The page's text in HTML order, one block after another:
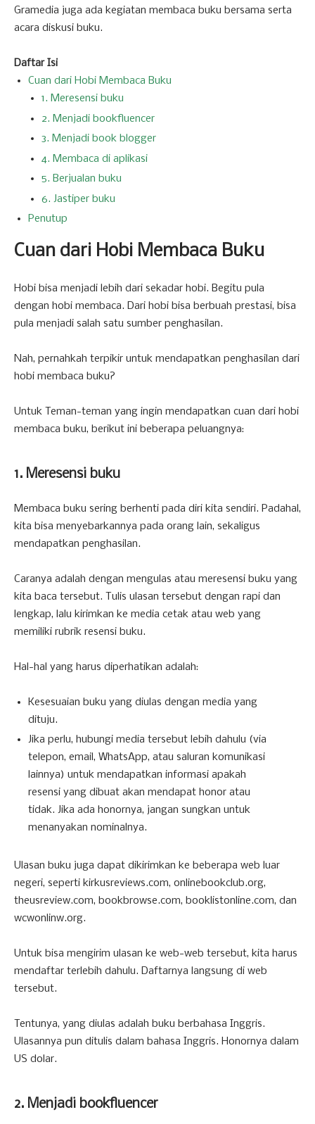
Gramedia juga ada kegiatan membaca buku bersama serta
acara diskusi buku.
Daftar Isi
Cuan dari Hobi Membaca Buku
1. Meresensi buku
2. Menjadi bookfluencer
3. Menjadi book blogger
4. Membaca di aplikasi
5. Berjualan buku
6. Jastiper buku
Penutup
Cuan dari Hobi Membaca Buku
Hobi bisa menjadi lebih dari sekadar hobi. Begitu pula
dengan hobi membaca. Dari hobi bisa berbuah prestasi, bisa
pula menjadi salah satu sumber penghasilan.
Nah, pernahkah terpikir untuk mendapatkan penghasilan dari
hobi membaca buku?
Untuk Teman-teman yang ingin mendapatkan cuan dari hobi
membaca buku, berikut ini beberapa peluangnya:
1. Meresensi buku
Membaca buku sering berhenti pada diri kita sendiri. Padahal,
kita bisa menyebarkannya pada orang lain, sekaligus
mendapatkan penghasilan.
Caranya adalah dengan mengulas atau meresensi buku yang
kita baca tersebut. Tulis ulasan tersebut dengan rapi dan
lengkap, lalu kirimkan ke media cetak atau web yang
memiliki rubrik resensi buku.
Hal-hal yang harus diperhatikan adalah:
Kesesuaian buku yang diulas dengan media yang
dituju.
Jika perlu, hubungi media tersebut lebih dahulu (via
telepon, email, WhatsApp, atau saluran komunikasi
lainnya) untuk mendapatkan informasi apakah
resensi yang dibuat akan mendapat honor atau
tidak. Jika ada honornya, jangan sungkan untuk
menanyakan nominalnya.
Ulasan buku juga dapat dikirimkan ke beberapa web luar
negeri, seperti kirkusreviews.com, onlinebookclub.org,
theusreview.com, bookbrowse.com, booklistonline.com, dan
wcwonlinw.org.
Untuk bisa mengirim ulasan ke web-web tersebut, kita harus
mendaftar terlebih dahulu. Daftarnya langsung di web
tersebut.
Tentunya, yang diulas adalah buku berbahasa Inggris.
Ulasannya pun ditulis dalam bahasa Inggris. Honornya dalam
US dolar.
2. Menjadi bookfluencer